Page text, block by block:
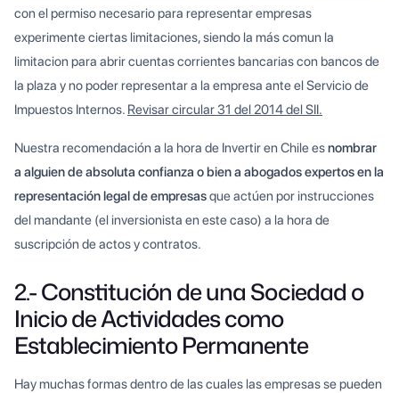
con el permiso necesario para representar empresas
experimente ciertas limitaciones, siendo la más comun la
limitacion para abrir cuentas corrientes bancarias con bancos de
la plaza y no poder representar a la empresa ante el Servicio de
Impuestos Internos. Revisar circular 31 del 2014 del SII.
Nuestra recomendación a la hora de Invertir en Chile esnombrar
a alguien de absoluta confianza o bien a abogados expertos en la
representación legal de empresasque actúen por instrucciones
del mandante (el inversionista en este caso) a la hora de
suscripción de actos y contratos.
2.- Constitución de una Sociedad o
Inicio de Actividades como
Establecimiento Permanente
Hay muchas formas dentro de las cuales las empresas se pueden